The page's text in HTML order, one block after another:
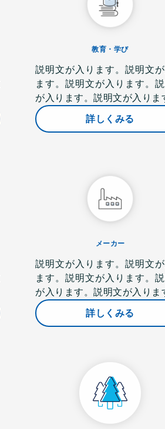
教育・学び
説明文が入ります。説明文が
ます。説明文が入ります。
が入ります。説明文が入りま
詳しくみる
メーカー
説明文が入ります。説明文が
ます。説明文が入ります。
が入ります。説明文が入りま
詳しくみる